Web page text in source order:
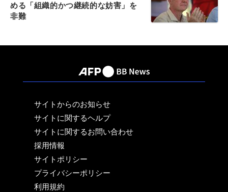
める「組織的かつ継続的な妨害」を
非難
サイトからのお知らせ
サイトに関するヘルプ
サイトに関するお問い合わせ
採用情報
サイトポリシー
プライバシーポリシー
利用規約